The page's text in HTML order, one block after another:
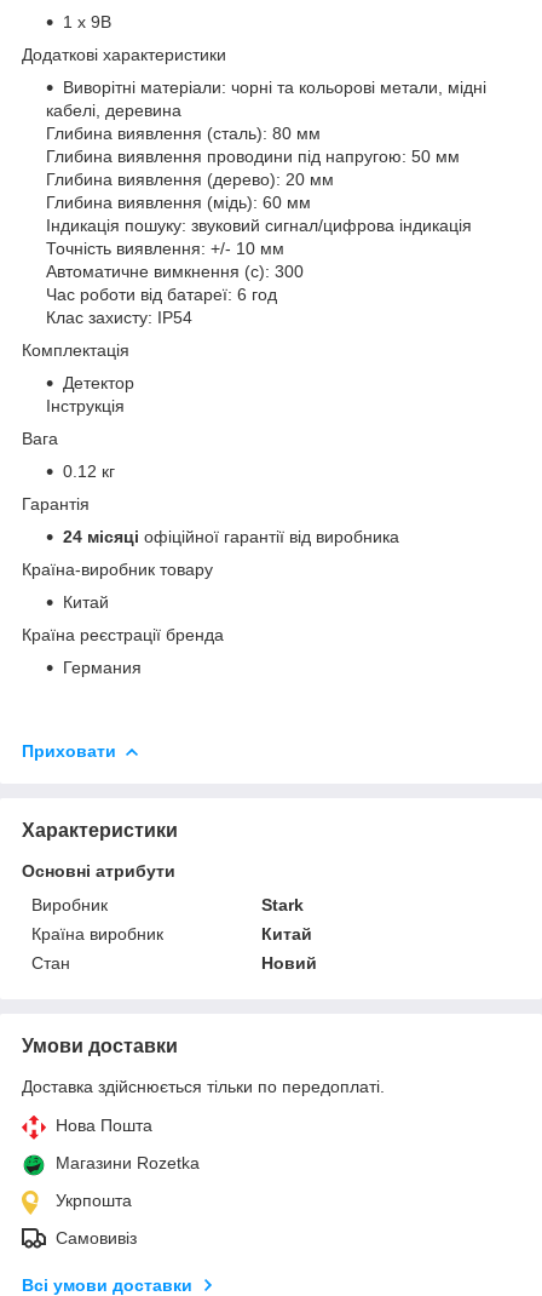
1 х 9В
Додаткові характеристики
Виворітні матеріали: чорні та кольорові метали, мідні
кабелі, деревина
Глибина виявлення (сталь): 80 мм
Глибина виявлення проводини під напругою: 50 мм
Глибина виявлення (дерево): 20 мм
Глибина виявлення (мідь): 60 мм
Індикація пошуку: звуковий сигнал/цифрова індикація
Точність виявлення: +/- 10 мм
Автоматичне вимкнення (с): 300
Час роботи від батареї: 6 год
Клас захисту: IP54
Комплектація
Детектор
Інструкція
Вага
0.12 кг
Гарантія
24 місяці офіційної гарантії від виробника
Країна-виробник товару
Китай
Країна реєстрації бренда
Германия
Приховати
Характеристики
Основні атрибути
Виробник
Stark
Країна виробник
Китай
Стан
Новий
Умови доставки
Доставка здійснюється тільки по передоплаті.
Нова Пошта
Магазини Rozetka
Укрпошта
Самовивіз
Всі умови доставки